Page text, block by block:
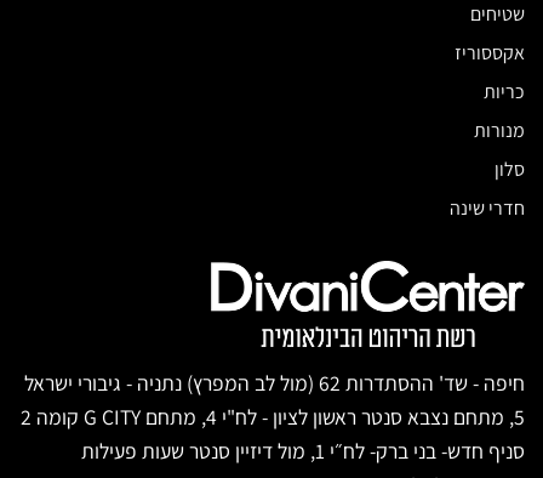
שטיחים
אקססוריז
כריות
מנורות
סלון
חדרי שינה
חיפה - שד' ההסתדרות 62 (מול לב המפרץ) נתניה - גיבורי ישראל
5, מתחם נצבא סנטר ראשון לציון - לח"י 4, מתחם G CITY קומה 2
סניף חדש- בני ברק- לח״י 1, מול דיזיין סנטר שעות פעילות